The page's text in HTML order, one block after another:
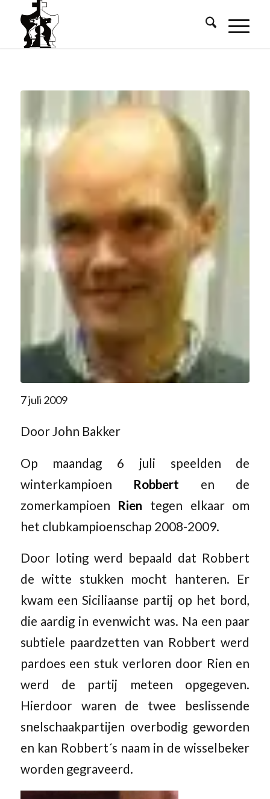
7 juli 2009
Door John Bakker
Op maandag 6 juli speelden de
winterkampioen Robbert en de
zomerkampioen Rien tegen elkaar om
het clubkampioenschap 2008-2009.
Door loting werd bepaald dat Robbert
de witte stukken mocht hanteren. Er
kwam een Siciliaanse partij op het bord,
die aardig in evenwicht was. Na een paar
subtiele paardzetten van Robbert werd
pardoes een stuk verloren door Rien en
werd de partij meteen opgegeven.
Hierdoor waren de twee beslissende
snelschaakpartijen overbodig geworden
en kan Robbert´s naam in de wisselbeker
worden gegraveerd.